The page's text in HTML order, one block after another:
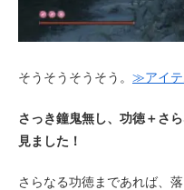
そうそうそうそう。 ≫アイテ
さっき鐘鬼無し、功徳＋さ
見ました！
さらなる功徳まであれば、